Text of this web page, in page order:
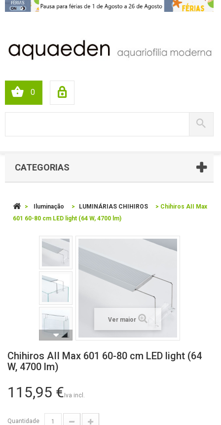
0
CATEGORIAS
> Iluminação > LUMINÁRIAS CHIHIROS > Chihiros AII Max
601 60-80 cm LED light (64 W, 4700 lm)
Ver maior
Chihiros AII Max 601 60-80 cm LED light (64
W, 4700 lm)
115,95 €Iva incl.
Quantidade